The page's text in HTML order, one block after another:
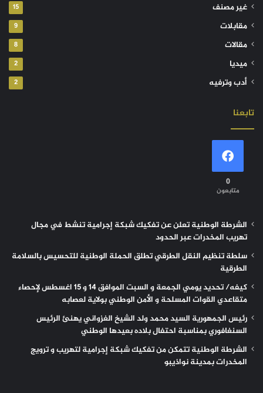
غير مصنف 15
مقابلات 9
مقالات 8
ميديا 2
أدب وترفيه 2
تابعنا
0
متابعون
الشرطة الوطنية تعلن عن تفكيك شبكة إجرامية تنشط في مجال
تهريب المخدرات عبر الحدود
سلطة تنظيم النقل الطرقي تطلق الحملة الوطنية للتحسيس بالسلامة
الطرقية
كيفه/ تحديد يومي الجمعة و السبت الموافق 14 و 15 اغسطس لإحصاء
متقاعدي القوات المسلحة و الأمن الوطني بولاية لعصابه
رئيس الجمهورية السيد محمد ولد الشيخ الغزواني يهنئ الرئيس
السنغافوري بمناسبة احتفال بلاده بعيدها الوطني
الشرطة الوطنية تتمكن من تفكيك شبكة إجرامية لتهريب و ترويج
المخدرات بمدينة نواذيبو